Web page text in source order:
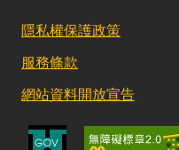
隱私權保護政策
服務條款
網站資料開放宣告